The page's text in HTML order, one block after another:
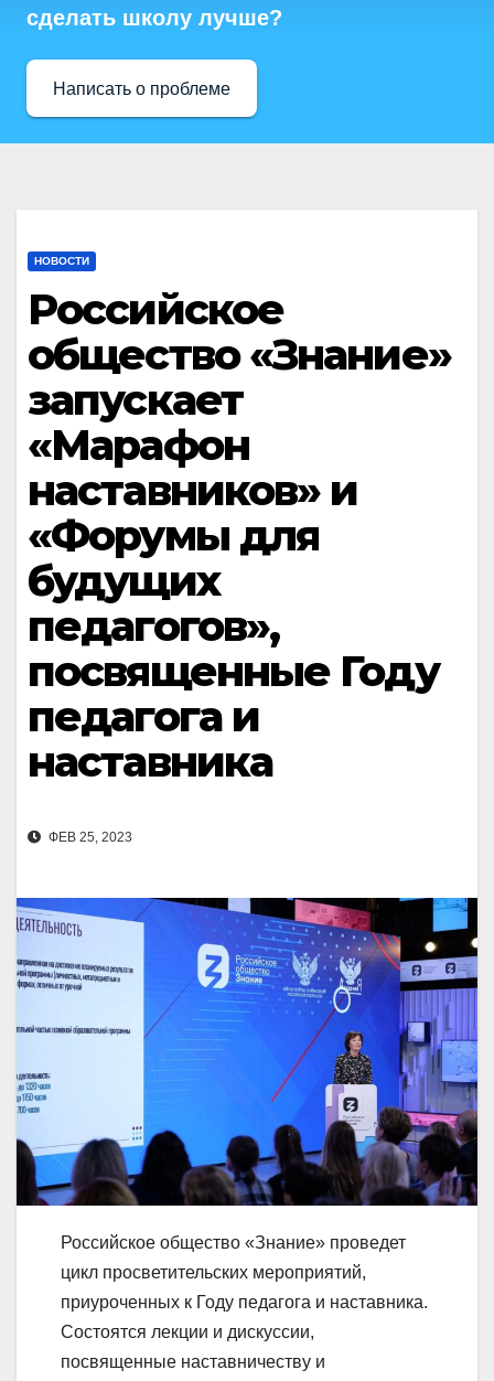
сделать школу лучше?
Написать о проблеме
НОВОСТИ
Российское
общество «Знание»
запускает
«Марафон
наставников» и
«Форумы для
будущих
педагогов»,
посвященные Году
педагога и
наставника
ФЕВ 25, 2023
Российское общество «Знание» проведет
цикл просветительских мероприятий,
приуроченных к Году педагога и наставника.
Состоятся лекции и дискуссии,
посвященные наставничеству и